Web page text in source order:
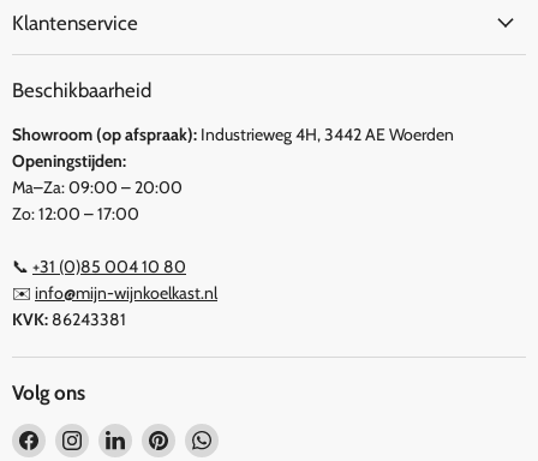
Klantenservice
Beschikbaarheid
Showroom (op afspraak): Industrieweg 4H, 3442 AE Woerden
Openingstijden:
Ma–Za: 09:00 – 20:00
Zo: 12:00 – 17:00
📞 +31 (0)85 004 10 80
✉️ info@mijn-wijnkoelkast.nl
KVK:86243381
Volg ons
Vind Vind Vind Vind Vind